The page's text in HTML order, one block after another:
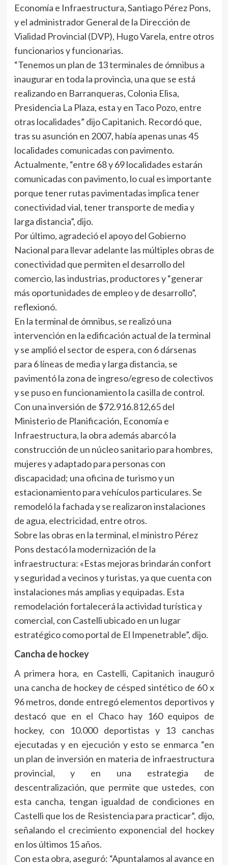
Economía e Infraestructura, Santiago Pérez Pons,
y el administrador General de la Dirección de
Vialidad Provincial (DVP), Hugo Varela, entre otros
funcionarios y funcionarias.
“Tenemos un plan de 13 terminales de ómnibus a
inaugurar en toda la provincia, una que se está
realizando en Barranqueras, Colonia Elisa,
Presidencia La Plaza, esta y en Taco Pozo, entre
otras localidades” dijo Capitanich. Recordó que,
tras su asunción en 2007, había apenas unas 45
localidades comunicadas con pavimento.
Actualmente, “entre 68 y 69 localidades estarán
comunicadas con pavimento, lo cual es importante
porque tener rutas pavimentadas implica tener
conectividad vial, tener transporte de media y
larga distancia”, dijo.
Por último, agradeció el apoyo del Gobierno
Nacional para llevar adelante las múltiples obras de
conectividad que permiten el desarrollo del
comercio, las industrias, productores y “generar
más oportunidades de empleo y de desarrollo”,
reflexionó.
En la terminal de ómnibus, se realizó una
intervención en la edificación actual de la terminal
y se amplió el sector de espera, con 6 dársenas
para 6 líneas de media y larga distancia, se
pavimentó la zona de ingreso/egreso de colectivos
y se puso en funcionamiento la casilla de control.
Con una inversión de $72.916.812,65 del
Ministerio de Planificación, Economía e
Infraestructura, la obra además abarcó la
construcción de un núcleo sanitario para hombres,
mujeres y adaptado para personas con
discapacidad; una oficina de turismo y un
estacionamiento para vehículos particulares. Se
remodeló la fachada y se realizaron instalaciones
de agua, electricidad, entre otros.
Sobre las obras en la terminal, el ministro Pérez
Pons destacó la modernización de la
infraestructura: «Estas mejoras brindarán confort
y seguridad a vecinos y turistas, ya que cuenta con
instalaciones más amplias y equipadas. Esta
remodelación fortalecerá la actividad turística y
comercial, con Castelli ubicado en un lugar
estratégico como portal de El Impenetrable”, dijo.
Cancha de hockey
A primera hora, en Castelli, Capitanich inauguró
una cancha de hockey de césped sintético de 60 x
96 metros, donde entregó elementos deportivos y
destacó que en el Chaco hay 160 equipos de
hockey, con 10.000 deportistas y 13 canchas
ejecutadas y en ejecución y esto se enmarca “en
un plan de inversión en materia de infraestructura
provincial, y en una estrategia de
descentralización, que permite que ustedes, con
esta cancha, tengan igualdad de condiciones en
Castelli que los de Resistencia para practicar”, dijo,
señalando el crecimiento exponencial del hockey
en los últimos 15 años.
Con esta obra, aseguró: “Apuntalamos al avance en